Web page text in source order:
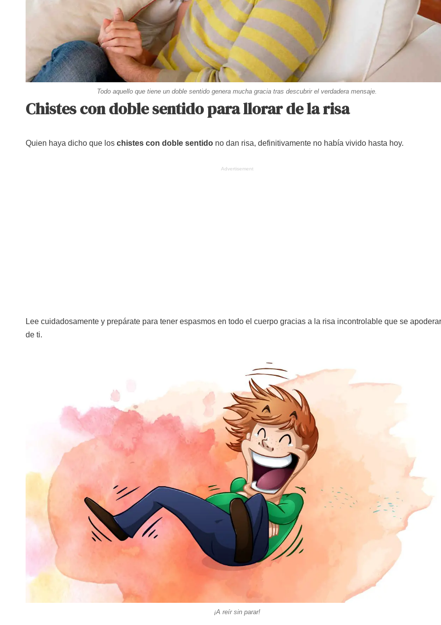
Todo aquello que tiene un doble sentido genera mucha gracia tras descubrir el verdadera mensaje.
Chistes con doble sentido para llorar de la risa
Quien haya dicho que los chistes con doble sentido no dan risa, definitivamente no había vivido hasta hoy.
Advertisement
Lee cuidadosamente y prepárate para tener espasmos en todo el cuerpo gracias a la risa incontrolable que se
de ti.
¡A reír sin parar!